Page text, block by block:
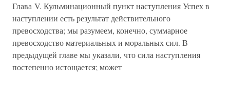
Глава V. Кульминационный пункт наступления Успех в
наступлении есть результат действительного
превосходства; мы разумеем, конечно, суммарное
превосходство материальных и моральных сил. В
предыдущей главе мы указали, что сила наступления
постепенно истощается; может